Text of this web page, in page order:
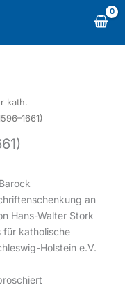
kath.
an
Hans-Walter Stork
für katholische
Holstein e.V.